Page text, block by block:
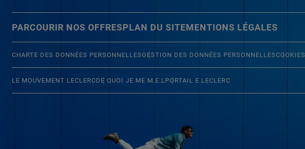
PARCOURIR NOS OFFRESPLAN DU SITEMENTIONS LÉGALES
CHARTE DES DONNÉES PERSONNELLESGESTION DES DONNÉES PERSONNELLESCOOKIES
LE MOUVEMENT LECLERCDE QUOI JE ME M.E.LPORTAIL E.LECLERC